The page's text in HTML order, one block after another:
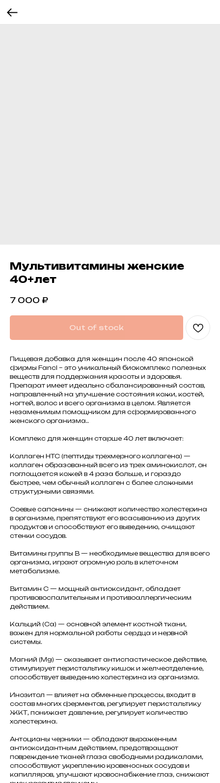
Мультивитамины женские
40+лет
7 000 ₽
Out of stock
Пищевая добавка для женщин после 40 японской
фирмы Fancl – это уникальный биокомплекс полезных
веществ для поддержания красоты и здоровья.
Препарат имеет идеально сбалансированный состав,
направленный на улучшение состояния кожи, костей,
ногтей, волос и всего организма в целом. Является
незаменимым помощником для сформированного
женского организма..
Комплекс для женщин старше 40 лет включает:
Коллаген HTC (пептиды трехмерного коллагена) —
коллаген образованный всего из трех аминокислот, он
поглощается кожей в 4 раза больше, и гораздо
быстрее, чем обычный коллаген с более сложными
структурными связями.
Соевые сапонины — снижают количество холестерина
в организме, препятствуют его всасыванию из других
продуктов и способствуют его выведению, очищают
стенки сосудов.
Витамины группы B — необходимые вещества для всего
организма, играют огромную роль в клеточном
метаболизме.
Витамин C — мощный антиоксидант, обладает
противовоспалительным и противоаллергическим
действием.
Кальций (Ca) — основной элемент костной ткани,
важен для нормальной работы сердца и нервной
системы.
Магний (Mg) — оказывает антиспастическое действие,
стимулирует перистальтику кишок и желчеотделение,
способствует выведению холестерина из организма.
Инозитол — влияет на обменные процессы, входит в
состав многих ферментов, регулирует перистальтику
ЖКТ, понижает давление, регулирует количество
холестерина.
Антоцианы черники — обладают выраженным
антиоксидантным действием, предотвращают
повреждение тканей глаза свободными радикалами,
способствуют укреплению кровеносных сосудов и
капилляров, улучшают кровоснабжение глаз, снижают